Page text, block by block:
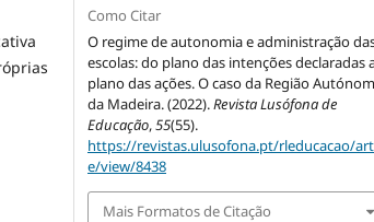
Como Citar
O regime de autonomia e administração
escolas: do plano das intenções declaradas
plano das ações. O caso da Região
da Madeira. (2022).Revista Lusófona de
Educação,55(55).
https://revistas.ulusofona.pt/rleducacao/
e/view/8438
Mais Formatos de Citação